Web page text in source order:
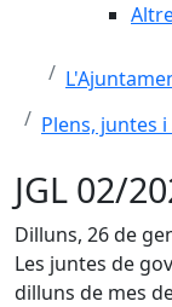
Plens, juntes
JGL 02/
Dilluns, 26 de
Les juntes de
dilluns de mes